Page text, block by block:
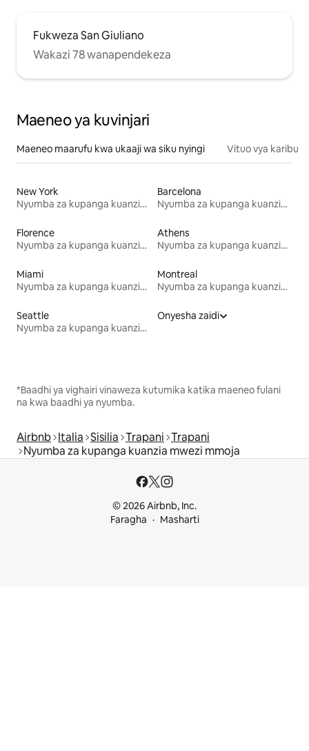
Fukweza San Giuliano
Wakazi 78 wanapendekeza
Maeneo ya kuvinjari
Maeneo maarufu kwa ukaaji wa siku nyingi Vituo vya karibu
New York
Nyumba za kupanga kuanzia mwezi mmoja
Barcelona
Nyumba za kupanga kuanzia mwezi mmoja
Florence
Nyumba za kupanga kuanzia mwezi mmoja
Athens
Nyumba za kupanga kuanzia mwezi mmoja
Miami
Nyumba za kupanga kuanzia mwezi mmoja
Montreal
Nyumba za kupanga kuanzia mwezi mmoja
Seattle
Nyumba za kupanga kuanzia mwezi mmoja
Onyesha zaidi
*Baadhi ya vighairi vinaweza kutumika katika maeneo fulani
na kwa baadhi ya nyumba.
Airbnb Italia Sisilia Trapani Trapani
Nyumba za kupanga kuanzia mwezi mmoja
© 2026 Airbnb, Inc.
Faragha
Masharti